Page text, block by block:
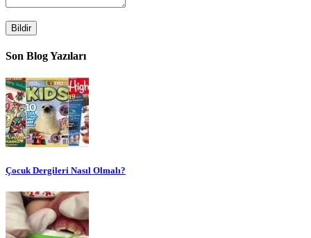
Bildir
Son Blog Yazıları
Çocuk Dergileri Nasıl Olmalı?